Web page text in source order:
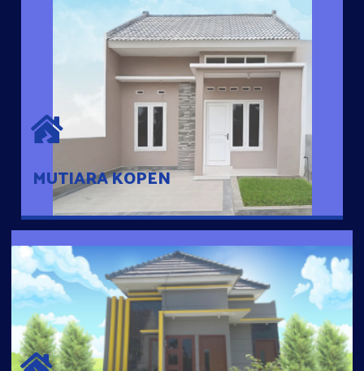
MUTIARA KOPEN
MUTIARA KOPEN
Hunian nyaman dengan suasana pedesaan. 10 menit dari pusat
kota, 2 menit dari Ring Road
BGF HOUSE
Hunian Mewah Pusat Kota dengan fasilitas Free Desain, Dapur,
Parkir Mobil dengan 3 Kamar Tidur dan 2 Kamar Mandi.